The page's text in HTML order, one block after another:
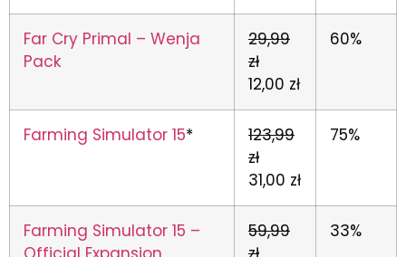
Far Cry Primal – Wenja
Pack
29,99
zł
12,00 zł
60%
Farming Simulator 15*
123,99
zł
31,00 zł
75%
Farming Simulator 15 –
59,99
33%